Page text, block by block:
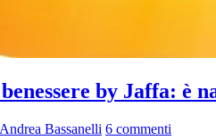
by Jaffa: è
Andrea Bassanelli 6 commenti